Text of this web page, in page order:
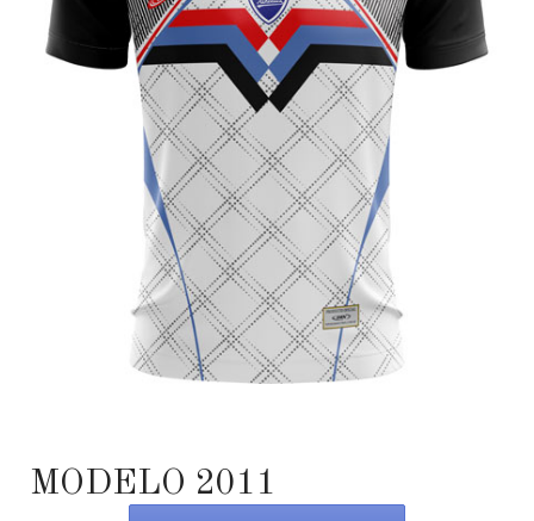
MODELO 2011